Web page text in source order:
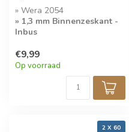
» Wera 2054
» 1,3 mm Binnenzeskant -
Inbus
» Kwaliteit
Microschroevendraaier
€9,99
Op voorraad
2 X 60